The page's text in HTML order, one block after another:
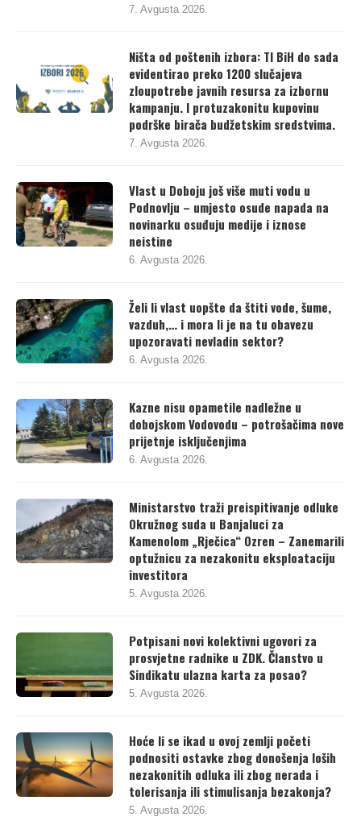
7. Avgusta 2026.
Ništa od poštenih izbora: TI BiH do sada
evidentirao preko 1200 slučajeva
zloupotrebe javnih resursa za izbornu
kampanju. I protuzakonitu kupovinu
podrške birača budžetskim sredstvima.
7. Avgusta 2026.
Vlast u Doboju još više muti vodu u
Podnovlju – umjesto osude napada na
novinarku osuđuju medije i iznose
neistine
6. Avgusta 2026.
Želi li vlast uopšte da štiti vode, šume,
vazduh,… i mora li je na tu obavezu
upozoravati nevladin sektor?
6. Avgusta 2026.
Kazne nisu opametile nadležne u
dobojskom Vodovodu – potrošačima nove
prijetnje isključenjima
6. Avgusta 2026.
Ministarstvo traži preispitivanje odluke
Okružnog suda u Banjaluci za
Kamenolom „Rječica“ Ozren – Zanemarili
optužnicu za nezakonitu eksploataciju
investitora
5. Avgusta 2026.
Potpisani novi kolektivni ugovori za
prosvjetne radnike u ZDK. Članstvo u
Sindikatu ulazna karta za posao?
5. Avgusta 2026.
Hoće li se ikad u ovoj zemlji početi
podnositi ostavke zbog donošenja loših
nezakonitih odluka ili zbog nerada i
tolerisanja ili stimulisanja bezakonja?
5. Avgusta 2026.